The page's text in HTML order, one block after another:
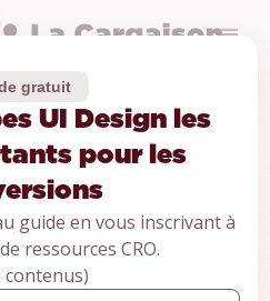
gratuit
UI Design les
pour les
guide en vous inscrivant à
ressources CRO.
contenus)
UI
plus
pour les